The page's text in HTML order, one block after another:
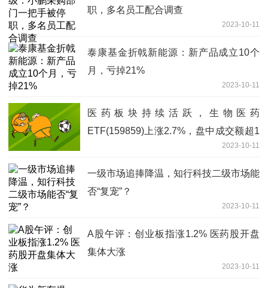
职，多名员工配合调查
2023-10-11
泰康基金折戟新能源：新产品成立10个
月，亏掉21%
2023-10-11
医药板块持续活跃，生物医药
ETF(159859)上涨2.7%，盘中成交额超1
2023-10-11
一级市场追捧降温，知行科技二级市场能
否“复宠”？
2023-10-11
A股午评：创业板指涨1.2% 医药股开盘
集体大涨
2023-10-11